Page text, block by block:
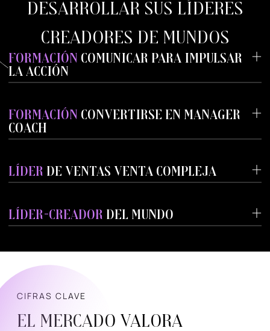
desarrollar sus Líderes
Creadores de Mundos
FORMACIÓN COMUNICAR PARA IMPULSAR
LA ACCIÓN
FORMACIÓN CONVERTIRSE EN MANAGER
COACH
LÍDER DE VENTAS VENTA COMPLEJA
LÍDER-CREADOR DEL MUNDO
CIFRAS CLAVE
El mercado valora